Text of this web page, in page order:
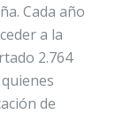
Cada año
a la
2.764
de